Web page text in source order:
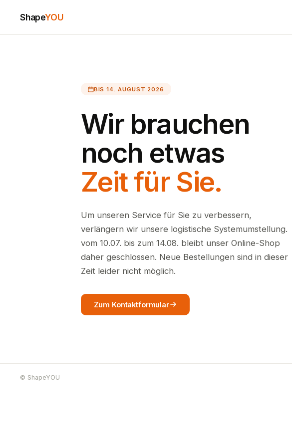
ShapeYOU
BIS 14. AUGUST 2026
Wir brauchen
noch etwas
Zeit für Sie.
Um unseren Service für Sie zu verbessern,
verlängern wir unsere logistische Systemumstellung.
vom 10.07. bis zum 14.08. bleibt unser Online-Shop
daher geschlossen. Neue Bestellungen sind in dieser
Zeit leider nicht möglich.
Zum Kontaktformular
© ShapeYOU